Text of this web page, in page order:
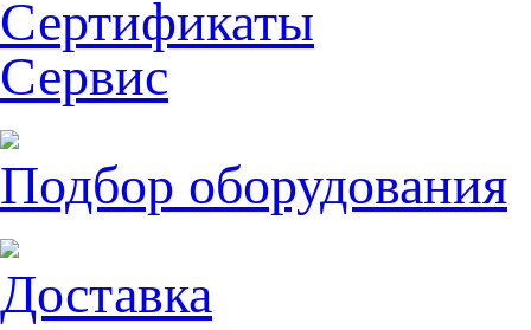
Сертификаты
Сервис
Подбор оборудования
Доставка